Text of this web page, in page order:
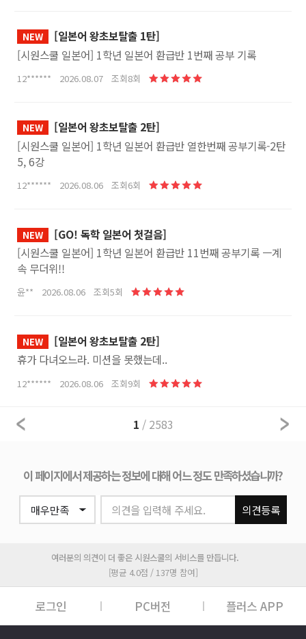
NEW
[일본어 왕초보탈출 1탄]
[시원스쿨 일본어] 1학년 일본어 환급반 1번째 공부 기록
12****** 2026.08.07 조회8회
NEW
[일본어 왕초보탈출 2탄]
[시원스쿨 일본어] 1학년 일본어 환급반 열한번째 공부기록-2탄
5, 6강
12****** 2026.08.06 조회6회
NEW
[GO! 독학 일본어 첫걸음]
[시원스쿨 일본어] 1학년 일본어 환급반 11번째 공부기록 ㅡ계
속 무더위!!
윤** 2026.08.06 조회5회
NEW
[일본어 왕초보탈출 2탄]
휴가 다녀오느라. 미션을 못했는데..
12****** 2026.08.06 조회9회
1 / 2583
이 페이지에서 제공하는 정보에 대해 어느 정도 만족하셨습니까?
의견을 입력해 주세요. 의견등록
여러분의 의견이 더 좋은 시원스쿨의 서비스를 만듭니다.
[평균 4.0점 / 137명 참여]
로그인 PC버전 플러스 APP